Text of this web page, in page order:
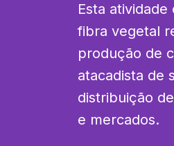
Esta
fibra vegetal
produção de
atacadista de
distribuição
e mercados.